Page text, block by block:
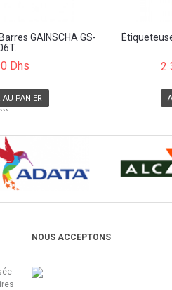
GAINSCHA GS-
Dhs
PANIER
```
2
NOUS ACCEPTONS